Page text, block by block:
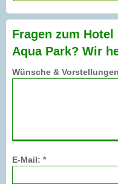
Fragen zum
Aqua Park? Wir
Wünsche &
E-Mail: *